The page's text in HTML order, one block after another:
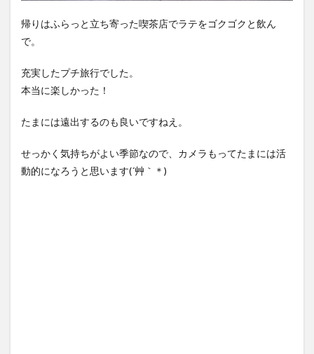
帰りはふらっと立ち寄った喫茶店でラテをゴクゴクと飲ん
で。
充実したプチ旅行でした。
本当に楽しかった！
たまには遠出するのも良いですねえ。
せっかく気持ちがよい季節なので、カメラもってたまには活
動的になろうと思います(´艸｀＊)